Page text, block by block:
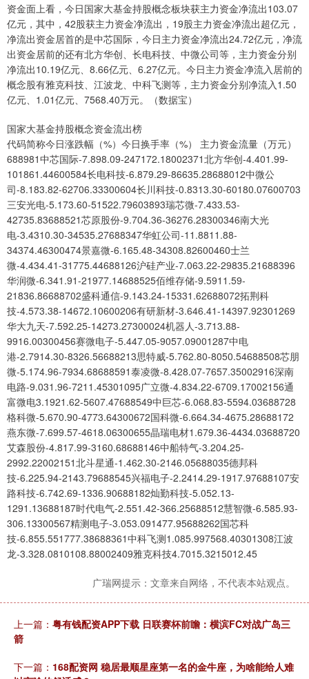
资金面上看，今日国家大基金持股概念板块获主力资金净流出103.07
亿元，其中，42股获主力资金净流出，19股主力资金净流出超亿元，
净流出资金居首的是中芯国际，今日主力资金净流出24.72亿元，净流
出资金居前的还有北方华创、长电科技、中微公司等，主力资金分别
净流出10.19亿元、8.66亿元、6.27亿元。今日主力资金净流入居前的
概念股有雅克科技、江波龙、中科飞测等，主力资金分别净流入1.50
亿元、1.01亿元、7568.40万元。（数据宝）
国家大基金持股概念资金流出榜
代码简称今日涨跌幅（%）今日换手率（%） 主力资金流量（万元）
688981中芯国际-7.898.09-247172.18002371北方华创-4.401.99-
101861.44600584长电科技-6.879.29-86635.28688012中微公
司-8.183.82-62706.33300604长川科技-0.8313.30-60180.07600703
三安光电-5.173.60-51522.79603893瑞芯微-7.433.53-
42735.83688521芯原股份-9.704.36-36276.28300346南大光
电-3.4310.30-34535.27688347华虹公司-11.8811.88-
34374.46300474景嘉微-6.165.48-34308.82600460士兰
微-4.434.41-31775.44688126沪硅产业-7.063.22-29835.21688396
华润微-6.341.91-21977.14688525佰维存储-9.5911.59-
21836.86688702盛科通信-9.143.24-15331.62688072拓荆科
技-4.573.38-14672.10600206有研新材-3.646.41-14397.92301269
华大九天-7.592.25-14273.27300024机器人-3.713.88-
9916.00300456赛微电子-5.447.05-9057.09001287中电
港-2.7914.30-8326.56688213思特威-5.762.80-8050.54688508芯朋
微-5.174.96-7934.68688591泰凌微-8.428.07-7657.35002916深南
电路-9.031.96-7211.45301095广立微-4.834.22-6709.17002156通
富微电3.1921.62-5607.47688549中巨芯-6.068.83-5594.03688728
格科微-5.670.90-4773.64300672国科微-6.664.34-4675.28688172
燕东微-7.699.57-4618.06300655晶瑞电材1.679.36-4434.03688720
艾森股份-4.817.99-3160.68688146中船特气-3.204.25-
2992.22002151北斗星通-1.462.30-2146.05688035德邦科
技-6.225.94-2143.79688545兴福电子-2.2414.29-1917.97688107安
路科技-6.742.69-1336.90688182灿勤科技-5.052.13-
1291.13688187时代电气-2.551.42-366.25688512慧智微-6.585.93-
306.13300567精测电子-3.053.091477.95688262国芯科
技-6.855.551777.38688361中科飞测1.085.997568.40301308江波
龙-3.328.0810108.88002409雅克科技4.7015.3215012.45
广瑞网提示：文章来自网络，不代表本站观点。
上一篇： 粤有钱配资APP下载 日联赛杯前瞻：横滨FC对战广岛三
箭
下一篇： 168配资网 稳居最顺星座第一名的金牛座，为啥能给人难